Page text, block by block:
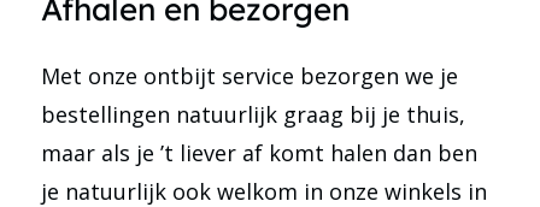
Afhalen en bezorgen
Met onze ontbijt service bezorgen we je
bestellingen natuurlijk graag bij je thuis,
maar als je ’t liever af komt halen dan ben
je natuurlijk ook welkom in onze winkels in